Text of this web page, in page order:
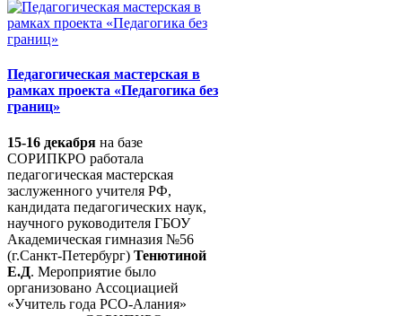
Педагогическая мастерская в
рамках проекта «Педагогика без
границ»
15-16 декабря на базе
СОРИПКРО работала
педагогическая мастерская
заслуженного учителя РФ,
кандидата педагогических наук,
научного руководителя ГБОУ
Академическая гимназия №56
(г.Санкт-Петербург) Тенютиной
Е.Д. Мероприятие было
организовано Ассоциацией
«Учитель года РСО-Алания»